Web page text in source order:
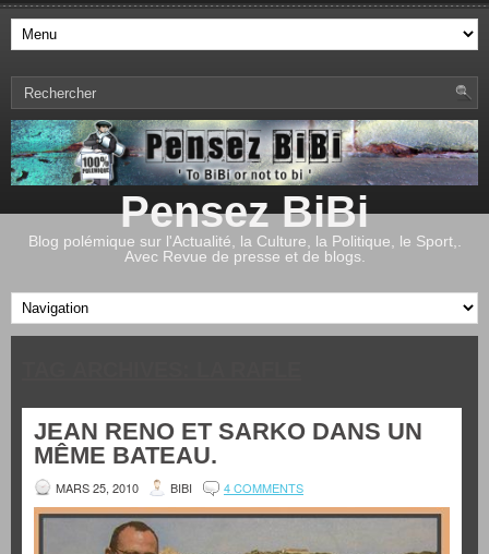
Pensez BiBi
Blog polémique sur l'Actualité, la Culture, la Politique, le Sport,.
Avec Revue de presse et de blogs.
JEAN RENO ET SARKO DANS UN
MÊME BATEAU.
MARS 25, 2010 BIBI 4 COMMENTS